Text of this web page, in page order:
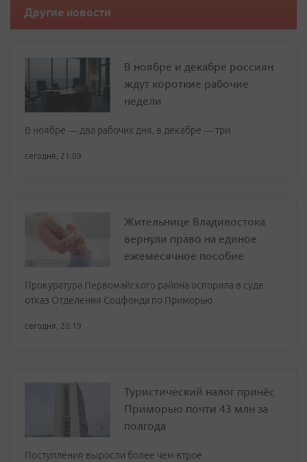
Другие новости
В ноябре и декабре россиян
ждут короткие рабочие
недели
В ноябре — два рабочих дня, в декабре — три
сегодня, 21:09
Жительнице Владивостока
вернули право на единое
ежемесячное пособие
Прокуратура Первомайского района оспорила в суде
отказ Отделения Соцфонда по Приморью
сегодня, 20:19
Туристический налог принёс
Приморью почти 43 млн за
полгода
Поступления выросли более чем втрое